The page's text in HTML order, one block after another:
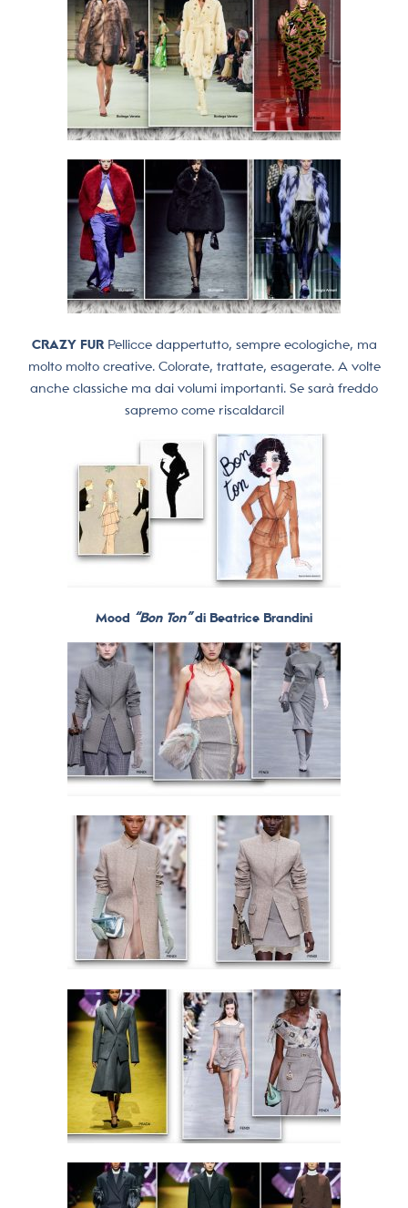
CRAZY FUR Pellicce dappertutto, sempre ecologiche, ma
molto molto creative. Colorate, trattate, esagerate. A volte
anche classiche ma dai volumi importanti. Se sarà freddo
sapremo come riscaldarci!
Mood “Bon Ton”di Beatrice Brandini